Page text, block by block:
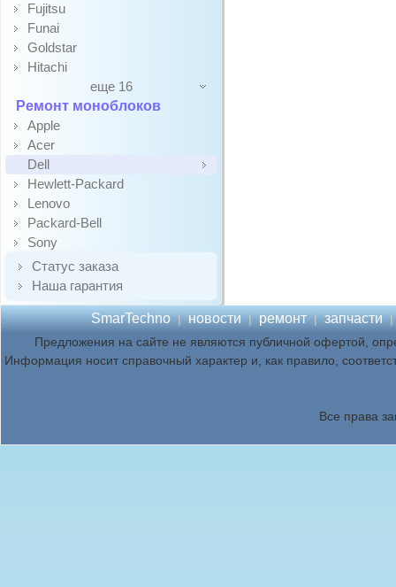
Fujitsu
Funai
Goldstar
Hitachi
еще 16
Ремонт моноблоков
Apple
Acer
Dell
Hewlett-Packard
Lenovo
Packard-Bell
Sony
Статус заказа
Наша гарантия
SmarTechno | новости | ремонт | запчасти |
Предложения на сайте не являются публичной офертой,
Информация носит справочный характер и, как правило,
Все права